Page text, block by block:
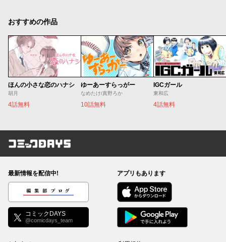
おすすめの作品
ほんの小さな恋のハナシ
胡月
4話無料
ゆーあーすらっがー
なめたけ/真野ろか
10話無料
IGCガール
東和広
4話無料
コミックDAYS
最新情報を配信中!
編集部ブログ
コミックDAYS
@comicdays_team
アプリもあります